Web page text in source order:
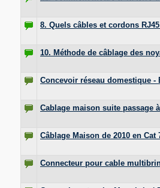
8. Quels câbles et cordons
10. Méthode de câblage des
Concevoir réseau domestique
Cablage maison suite passage
Câblage Maison de 2010 en Cat
Connecteur pour cable